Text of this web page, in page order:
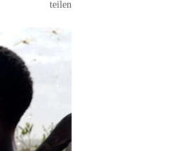
teilen